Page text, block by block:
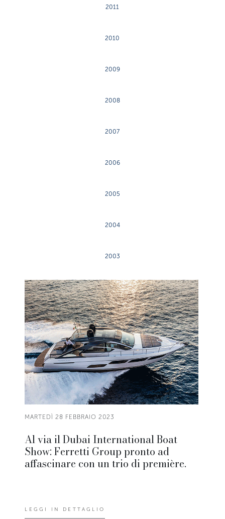
2011
2010
2009
2008
2007
2006
2005
2004
2003
MARTEDÌ 28 FEBBRAIO 2023
Al via il Dubai International Boat
Show: Ferretti Group pronto ad
affascinare con un trio di première.
LEGGI IN DETTAGLIO